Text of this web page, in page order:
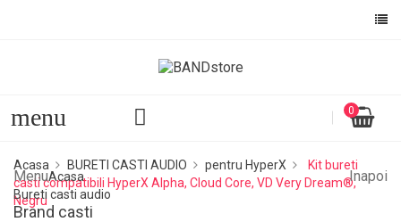
menu 0
Menu Inapoi
Acasa
Bureti casti audio
Brand casti
Acasa BURETI CASTI AUDIO pentru HyperX
Kit bureti
casti compatibili HyperX Alpha, Cloud Core, VD Very Dream®,
Negru